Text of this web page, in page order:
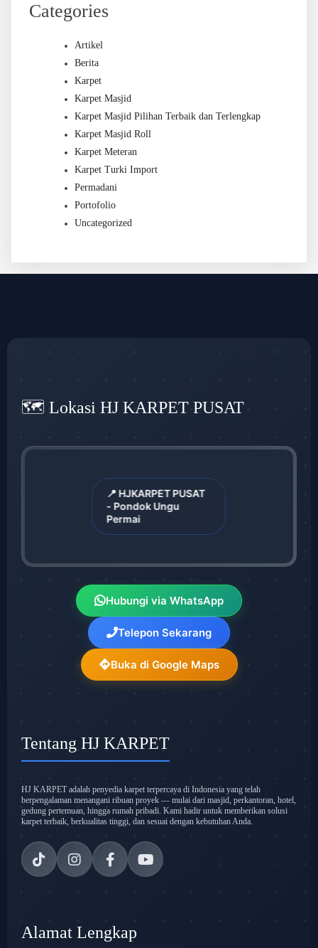
Categories
Artikel
Berita
Karpet
Karpet Masjid
Karpet Masjid Pilihan Terbaik dan Terlengkap
Karpet Masjid Roll
Karpet Meteran
Karpet Turki Import
Permadani
Portofolio
Uncategorized
🗺️ Lokasi HJ KARPET PUSAT
📍 HJKARPET PUSAT
- Pondok Ungu
Permai
Hubungi via WhatsApp
Telepon Sekarang
Buka di Google Maps
Tentang HJ KARPET
HJ KARPET adalah penyedia karpet terpercaya di Indonesia yang telah
berpengalaman menangani ribuan proyek — mulai dari masjid, perkantoran, hotel,
gedung pertemuan, hingga rumah pribadi. Kami hadir untuk memberikan solusi
karpet terbaik, berkualitas tinggi, dan sesuai dengan kebutuhan Anda.
Alamat Lengkap